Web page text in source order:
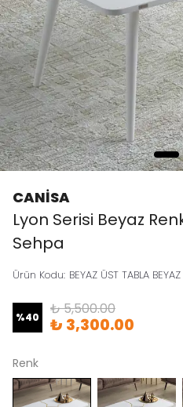
CANİSA
Lyon Serisi Beyaz
Sehpa
Ürün Kodu: BEYAZ ÜST TABLA
%40 ₺ 5,500.00
₺ 3,300.00
Renk